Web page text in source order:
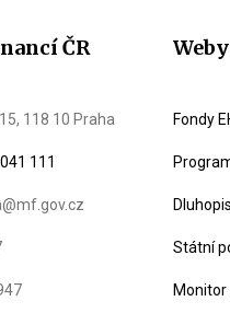
ČR
118 10 Praha
111
Fondy
Státní